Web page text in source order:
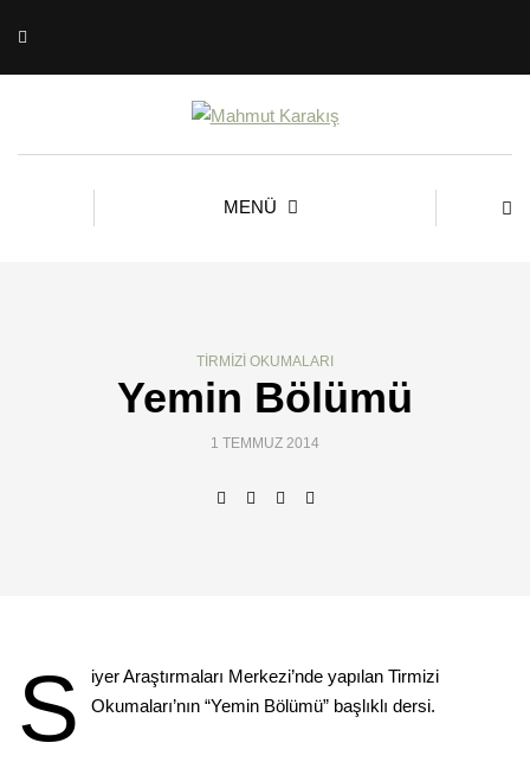
MENÜ
TIRMIZI OKUMALARI
Yemin Bölümü
1 TEMMUZ 2014
S
iyer Araştırmaları Merkezi’nde yapılan Tirmizi
Okumaları’nın “Yemin Bölümü” başlıklı dersi.